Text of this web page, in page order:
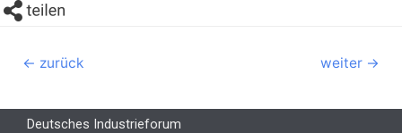
← zurück weiter →
Deutsches Industrieforum